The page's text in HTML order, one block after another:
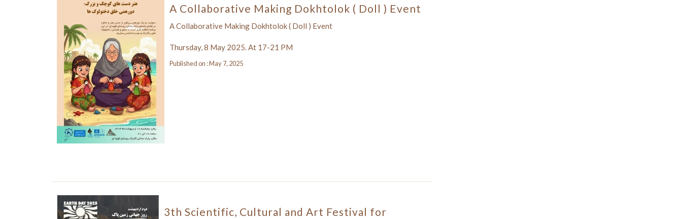
A Collaborative Making Dokhtolok ( Doll ) Event
A Collaborative Making Dokhtolok ( Doll ) Event
Thursday, 8 May 2025. At 17-21 PM
Published on : May 7, 2025
3th Scientific, Cultural and Art Festival for